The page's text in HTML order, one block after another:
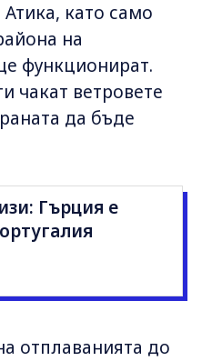
като само
на
функционират.
чакат ветровете
да бъде
Гърция е
отплаванията до